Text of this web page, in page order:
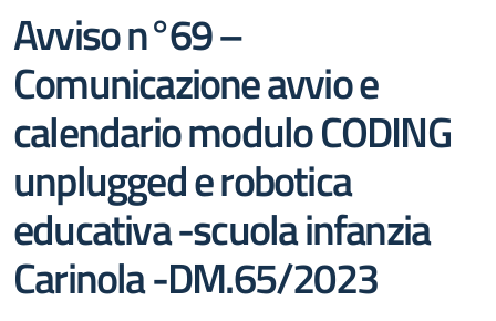
Avviso n°69 –
Comunicazione avvio e
calendario modulo CODING
unplugged e robotica
educativa -scuola infanzia
Carinola -DM.65/2023